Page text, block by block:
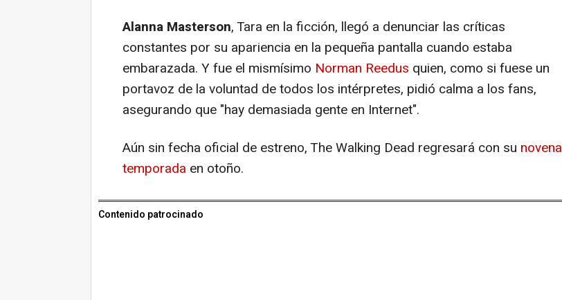
Alanna Masterson, Tara en la ficción, llegó a denunciar las críticas
constantes por su apariencia en la pequeña pantalla cuando estaba
embarazada. Y fue el mismísimo Norman Reedus quien, como si fuese un
portavoz de la voluntad de todos los intérpretes, pidió calma a los fans,
asegurando que "hay demasiada gente en Internet".
Aún sin fecha oficial de estreno, The Walking Dead regresará con su novena
temporada en otoño.
Contenido patrocinado